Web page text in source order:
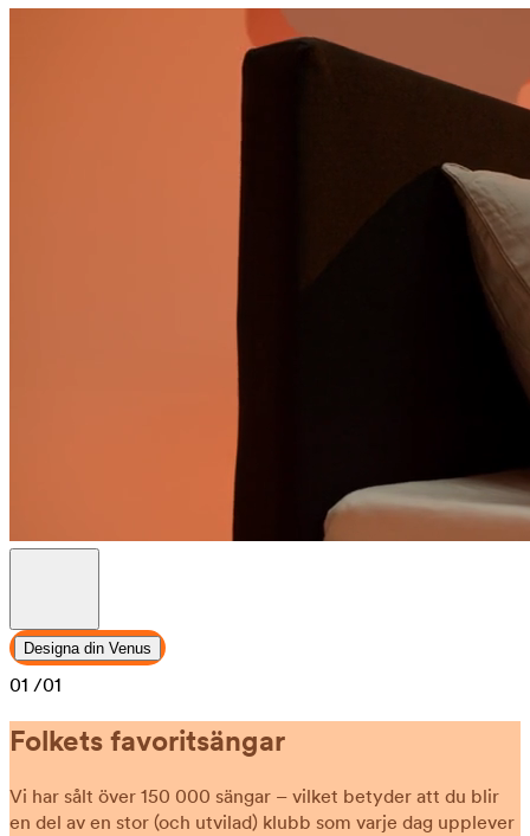
Designa din Venus
01 /01
Folkets favoritsängar
Vi har sålt över 150 000 sängar – vilket betyder att du blir
en del av en stor (och utvilad) klubb som varje dag upplever